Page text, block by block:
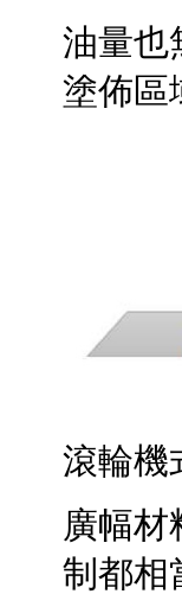
油量也
塗佈區
滾輪機
廣幅材
制都相